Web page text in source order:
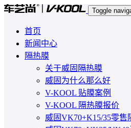
Toggle
首页
新闻中心
隔热膜
关于威固隔热膜
威固为什么那么好
V-KOOL 贴膜案例
V-KOOL 隔热膜报价
威固VK70+K15/35零售